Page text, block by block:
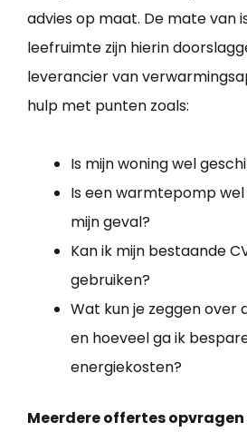
advies op maat. De mate van
leefruimte zijn hierin
leverancier van
hulp met punten zoals:
Is mijn woning wel
Is een warmtepomp
mijn geval?
Kan ik mijn bestaande
gebruiken?
Wat kun je zeggen over
en hoeveel ga ik
energiekosten?
Meerdere offertes